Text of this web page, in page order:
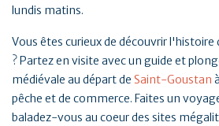
lundis matins.
Vous êtes curieux de découvrir
? Partez en visite avec un guide et
médiévale au départ de Saint-Goustan
pêche et de commerce. Faites un
baladez-vous au coeur des sites